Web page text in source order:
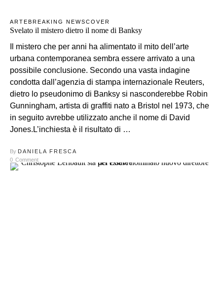
ARTEBREAKING NEWSCOVER
Svelato il mistero dietro il nome di Banksy
Il mistero che per anni ha alimentato il mito dell’arte
urbana contemporanea sembra essere arrivato a una
possibile conclusione. Secondo una vasta indagine
condotta dall’agenzia di stampa internazionale Reuters,
dietro lo pseudonimo di Banksy si nasconderebbe Robin
Gunningham, artista di graffiti nato a Bristol nel 1973, che
in seguito avrebbe utilizzato anche il nome di David
Jones.L’inchiesta è il risultato di …
By DANIELA FRESCA
0 Comment